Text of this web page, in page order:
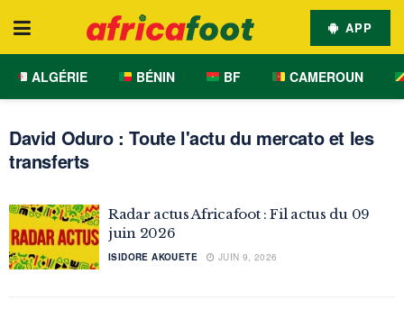
APP
ALGÉRIE BÉNIN BF CAMEROUN
David Oduro : Toute l'actu du mercato et les
transferts
Radar actus Africafoot : Fil actus du 09
juin 2026
ISIDORE AKOUETE JUIN 9, 2026